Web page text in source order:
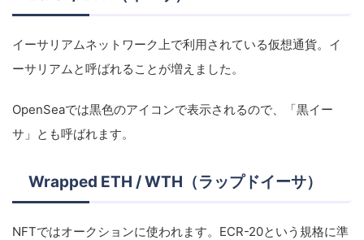
イーサリアムネットワーク上で利用されている仮想通貨。イ
ーサリアムと呼ばれることが増えました。
OpenSeaでは黒色のアイコンで表示されるので、「黒イー
サ」とも呼ばれます。
Wrapped ETH / WTH（ラップドイーサ）
NFTではオークションに使われます。ECR-20という規格に準